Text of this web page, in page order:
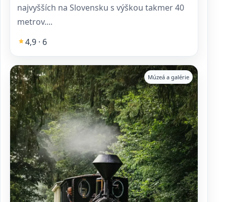
najvyšších na Slovensku s výškou takmer 40
metrov....
4,9 · 6
Múzeá a galérie